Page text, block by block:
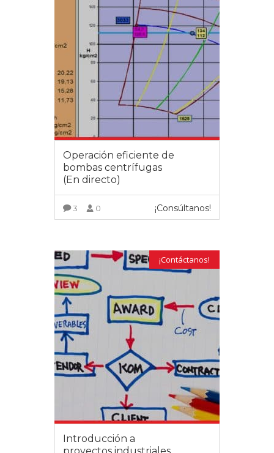
Operación eficiente de
bombas centrífugas
(En directo)
3 0 ¡Consúltanos!
¡Contáctanos!
Introducción a